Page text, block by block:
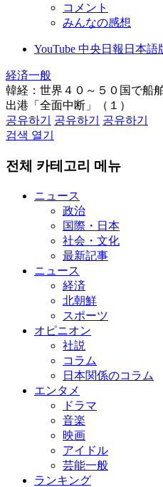
コメント
みんなの感想
YouTube 中央日報日本語
経済一般
韓経：世界４０～５０国で船
出港「全面中断」（１）
공유하기
공유하기
공유하기
검색 열기
전체 카테고리 메뉴
ニュース
政治
国際・日本
社会・文化
最新記事
ニュース
経済
北朝鮮
スポーツ
オピニオン
社説
コラム
日本関係のコラム
エンタメ
ドラマ
音楽
映画
アイドル
芸能一般
ランキング